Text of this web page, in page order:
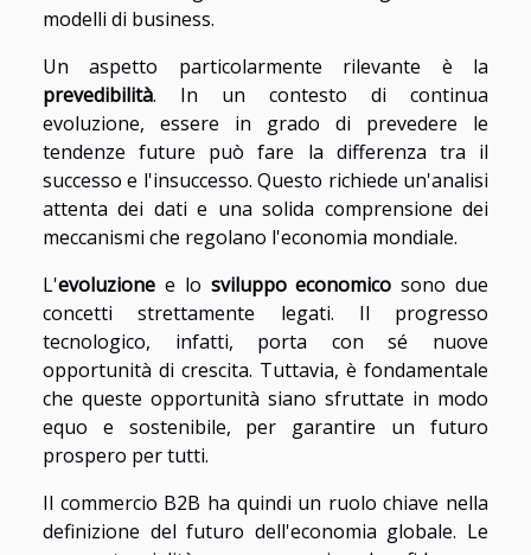
modelli di business.
Un aspetto particolarmente rilevante è la
prevedibilità. In un contesto di continua
evoluzione, essere in grado di prevedere le
tendenze future può fare la differenza tra il
successo e l'insuccesso. Questo richiede un'analisi
attenta dei dati e una solida comprensione dei
meccanismi che regolano l'economia mondiale.
L'evoluzione e lo sviluppo economico sono due
concetti strettamente legati. Il progresso
tecnologico, infatti, porta con sé nuove
opportunità di crescita. Tuttavia, è fondamentale
che queste opportunità siano sfruttate in modo
equo e sostenibile, per garantire un futuro
prospero per tutti.
Il commercio B2B ha quindi un ruolo chiave nella
definizione del futuro dell'economia globale. Le